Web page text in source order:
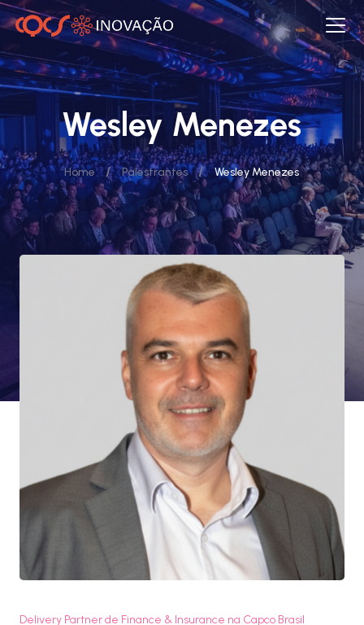
Wesley Menezes
Home / Palestrantes / Wesley Menezes
Delivery Partner de Finance & Insurance na Capco Brasil